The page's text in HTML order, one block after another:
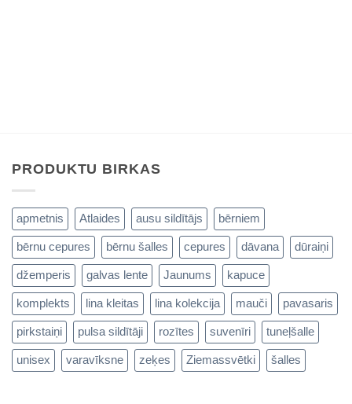
PRODUKTU BIRKAS
apmetnis Atlaides ausu sildītājs bērniem
bērnu cepures bērnu šalles cepures dāvana dūraiņi
džemperis galvas lente Jaunums kapuce
komplekts lina kleitas lina kolekcija mauči pavasaris
pirkstaiņi pulsa sildītāji rozītes suvenīri tuneļšalle
unisex varavīksne zeķes Ziemassvētki šalles